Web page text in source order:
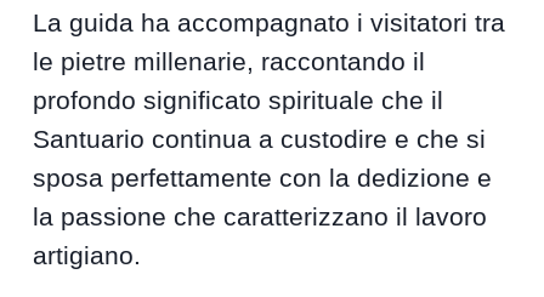
La guida ha accompagnato i visitatori tra
le pietre millenarie, raccontando il
profondo significato spirituale che il
Santuario continua a custodire e che si
sposa perfettamente con la dedizione e
la passione che caratterizzano il lavoro
artigiano.